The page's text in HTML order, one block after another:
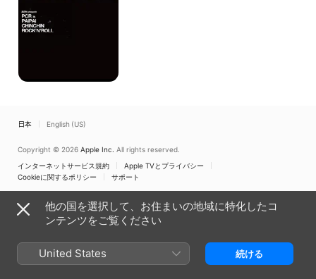
日本 English (US)
Copyright © 2026 Apple Inc. All rights reserved.
インターネットサービス規約
Apple TVとプライバシー
Cookieに関するポリシー
サポート
他の国を選択して、お住まいの地域に特化したコ
ンテンツをご覧ください
United States 続ける